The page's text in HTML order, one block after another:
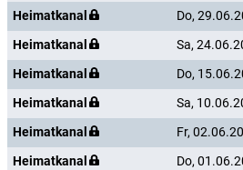
Heimatkanal
Do,
Heimatkanal
Sa,
Heimatkanal
Do,
Heimatkanal
Sa,
Heimatkanal
Fr,
Heimatkanal
Do,